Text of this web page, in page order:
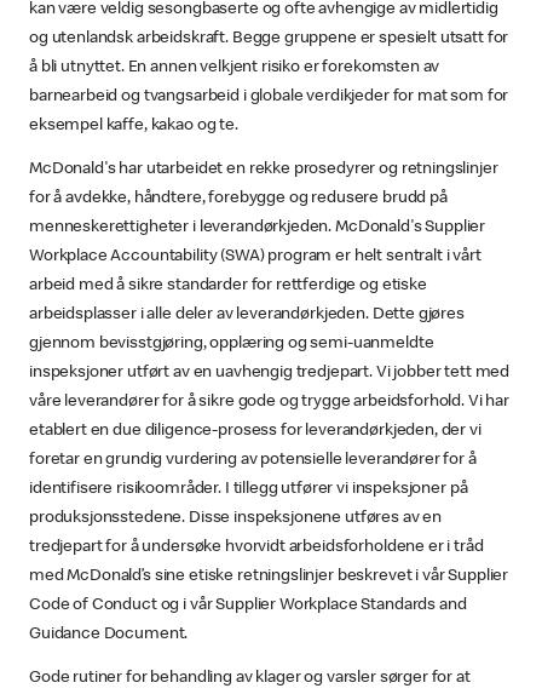
kan være veldig sesongbaserte og ofte avhengige av midlertidig
og utenlandsk arbeidskraft. Begge gruppene er spesielt utsatt for
å bli utnyttet. En annen velkjent risiko er forekomsten av
barnearbeid og tvangsarbeid i globale verdikjeder for mat som for
eksempel kaffe, kakao og te.
McDonald's har utarbeidet en rekke prosedyrer og retningslinjer
for å avdekke, håndtere, forebygge og redusere brudd på
menneskerettigheter i leverandørkjeden. McDonald's Supplier
Workplace Accountability (SWA) program er helt sentralt i vårt
arbeid med å sikre standarder for rettferdige og etiske
arbeidsplasser i alle deler av leverandørkjeden. Dette gjøres
gjennom bevisstgjøring, opplæring og semi-uanmeldte
inspeksjoner utført av en uavhengig tredjepart. Vi jobber tett med
våre leverandører for å sikre gode og trygge arbeidsforhold. Vi har
etablert en due diligence-prosess for leverandørkjeden, der vi
foretar en grundig vurdering av potensielle leverandører for å
identifisere risikoområder. I tillegg utfører vi inspeksjoner på
produksjonsstedene. Disse inspeksjonene utføres av en
tredjepart for å undersøke hvorvidt arbeidsforholdene er i tråd
med McDonald’s sine etiske retningslinjer beskrevet i vår Supplier
Code of Conduct og i vår Supplier Workplace Standards and
Guidance Document.
Gode rutiner for behandling av klager og varsler sørger for at